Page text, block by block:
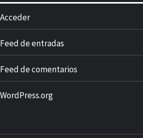
Acceder
Feed de entradas
Feed de comentarios
WordPress.org